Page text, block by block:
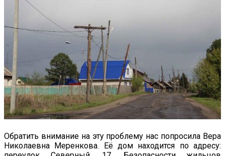
Обратить внимание на эту проблему нас попросила Вера
Николаевна Меренкова. Её дом находится по адресу: